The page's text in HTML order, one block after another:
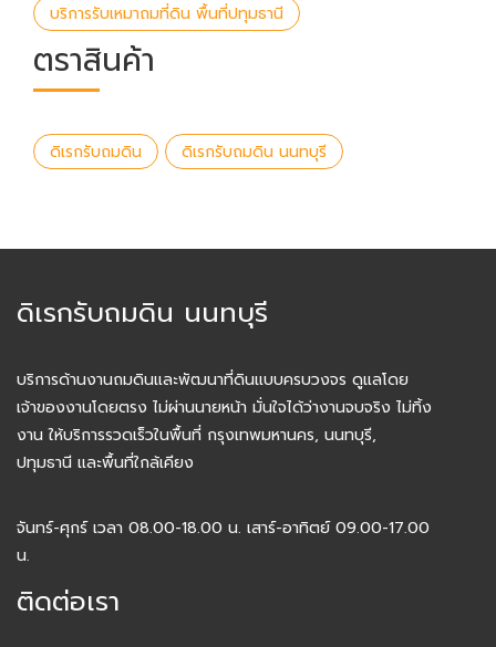
บริการรับเหมาถมที่ดิน พื้นที่ปทุมธานี
ตราสินค้า
ดิเรกรับถมดิน ดิเรกรับถมดิน นนทบุรี
ดิเรกรับถมดิน นนทบุรี
บริการด้านงานถมดินและพัฒนาที่ดินแบบครบวงจร ดูแลโดย
เจ้าของงานโดยตรง ไม่ผ่านนายหน้า มั่นใจได้ว่างานจบจริง ไม่ทิ้ง
งาน ให้บริการรวดเร็วในพื้นที่ กรุงเทพมหานคร, นนทบุรี,
ปทุมธานี และพื้นที่ใกล้เคียง
จันทร์-ศุกร์ เวลา 08.00-18.00 น. เสาร์-อาทิตย์ 09.00-17.00
น.
ติดต่อเรา